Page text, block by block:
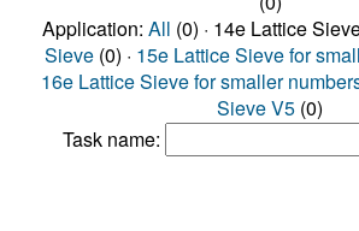
Application: All (0) · 14e Lattice
Sieve (0) · 15e Lattice Sieve for
16e Lattice Sieve for smaller
Sieve V5 (0)
Task name: